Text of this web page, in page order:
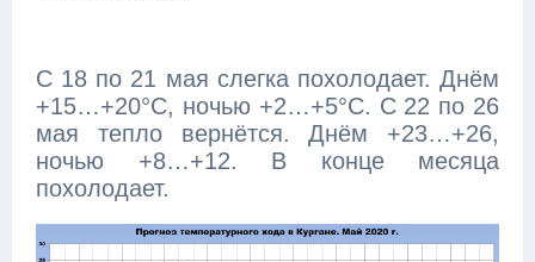
С 18 по 21 мая слегка похолодает. Днём
+15…+20°C, ночью +2…+5°C. С 22 по 26
мая тепло вернётся. Днём +23…+26,
ночью +8…+12. В конце месяца
похолодает.